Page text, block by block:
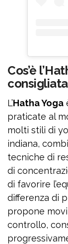
Cos’è
L’Hatha Yoga
praticate al
molti stili di
indiana,
tecniche di
di
di favorire
differenza di
propone
controllo,